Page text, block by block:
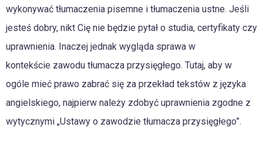
wykonywać tłumaczenia pisemne i tłumaczenia ustne. Jeśli
jesteś dobry, nikt Cię nie będzie pytał o studia, certyfikaty czy
uprawnienia. Inaczej jednak wygląda sprawa w
kontekście zawodu tłumacza przysięgłego. Tutaj, aby w
ogóle mieć prawo zabrać się za przekład tekstów z języka
angielskiego, najpierw należy zdobyć uprawnienia zgodne z
wytycznymi „Ustawy o zawodzie tłumacza przysięgłego”.